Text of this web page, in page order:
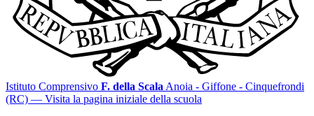
Istituto Comprensivo F. della Scala Anoia - Giffone - Cinquefrondi
(RC) — Visita la pagina iniziale della scuola